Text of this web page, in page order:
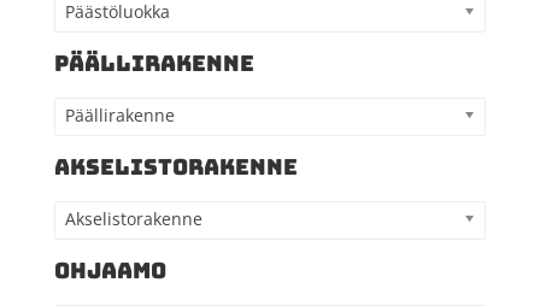
Päästöluokka
PÄÄLLIRAKENNE
Päällirakenne
AKSELISTORAKENNE
Akselistorakenne
OHJAAMO